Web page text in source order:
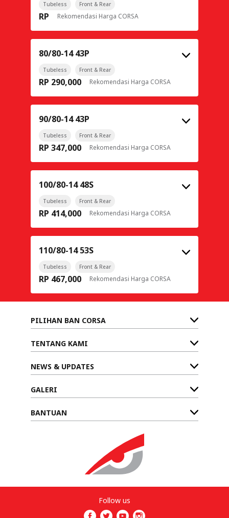
Tubeless Front & Rear
Rekomendasi Harga CORSA
RP
80/80-14 43P
Tubeless Front & Rear
Rekomendasi Harga CORSA
RP 290,000
90/80-14 43P
Tubeless Front & Rear
Rekomendasi Harga CORSA
RP 347,000
100/80-14 48S
Tubeless Front & Rear
Rekomendasi Harga CORSA
RP 414,000
110/80-14 53S
Tubeless Front & Rear
Rekomendasi Harga CORSA
RP 467,000
PILIHAN BAN CORSA
TENTANG KAMI
NEWS & UPDATES
GALERI
BANTUAN
Follow us